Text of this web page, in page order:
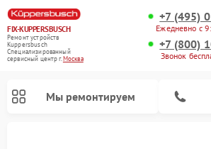
FIX-KUPPERSBUSCH
Ремонт устройств
Kuppersbusch
Специализированный
cервисный центр г.Москва
+7 (495)
Ежедневно с
+7 (800)
Звонок
Мы ремонтируем